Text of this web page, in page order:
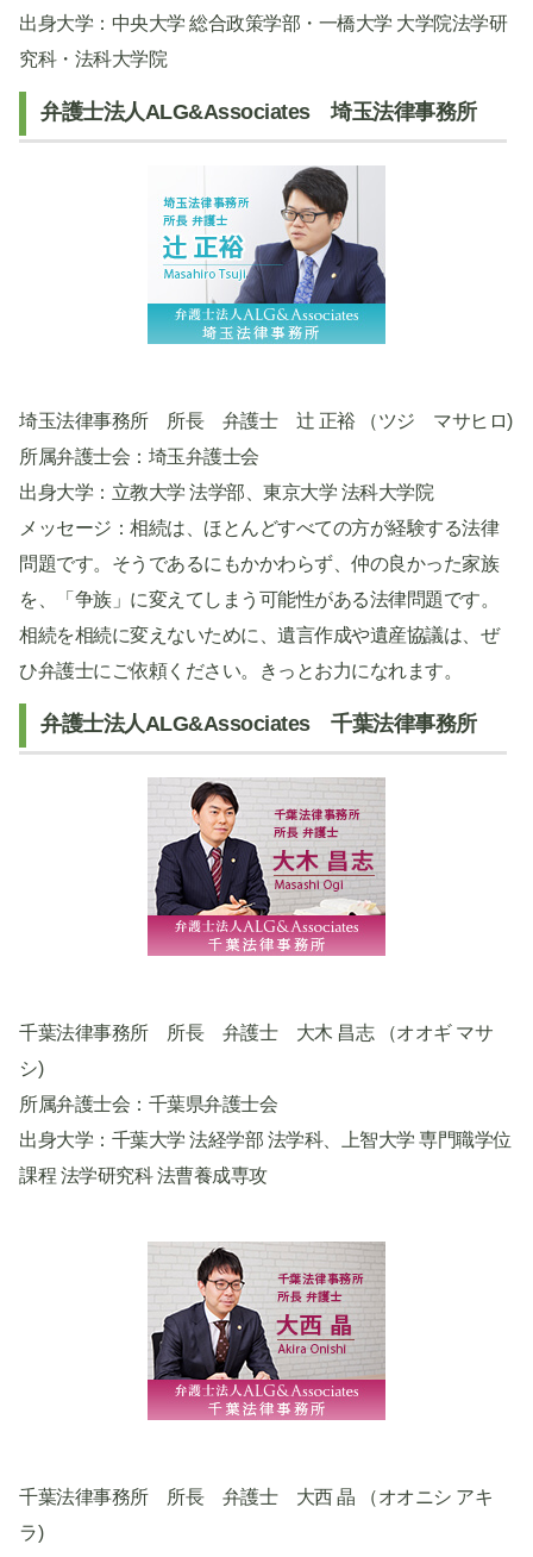
出身大学：中央大学 総合政策学部・一橋大学 大学院法学研
究科・法科大学院
弁護士法人ALG&Associates 埼玉法律事務所
埼玉法律事務所 所長 弁護士 辻 正裕 （ツジ マサヒロ)
所属弁護士会：埼玉弁護士会
出身大学：立教大学 法学部、東京大学 法科大学院
メッセージ：相続は、ほとんどすべての方が経験する法律
問題です。そうであるにもかかわらず、仲の良かった家族
を、「争族」に変えてしまう可能性がある法律問題です。
相続を相続に変えないために、遺言作成や遺産協議は、ぜ
ひ弁護士にご依頼ください。きっとお力になれます。
弁護士法人ALG&Associates 千葉法律事務所
千葉法律事務所 所長 弁護士 大木 昌志 （オオギ マサ
シ)
所属弁護士会：千葉県弁護士会
出身大学：千葉大学 法経学部 法学科、上智大学 専門職学位
課程 法学研究科 法曹養成専攻
千葉法律事務所 所長 弁護士 大西 晶 （オオニシ アキ
ラ)